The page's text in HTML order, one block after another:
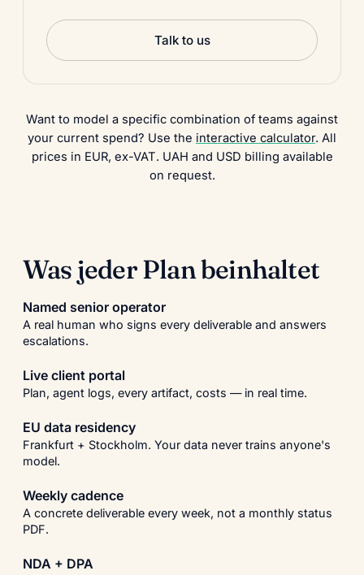
Talk to us
Want to model a specific combination of teams against
your current spend? Use the interactive calculator. All
prices in EUR, ex-VAT. UAH and USD billing available
on request.
Was jeder Plan beinhaltet
Named senior operator
A real human who signs every deliverable and answers
escalations.
Live client portal
Plan, agent logs, every artifact, costs — in real time.
EU data residency
Frankfurt + Stockholm. Your data never trains anyone's
model.
Weekly cadence
A concrete deliverable every week, not a monthly status
PDF.
NDA + DPA